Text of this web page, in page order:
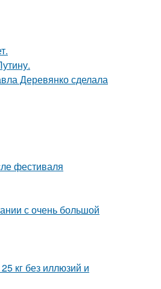
Деревянко сделала
фестиваля
с очень большой
кг без иллюзий и